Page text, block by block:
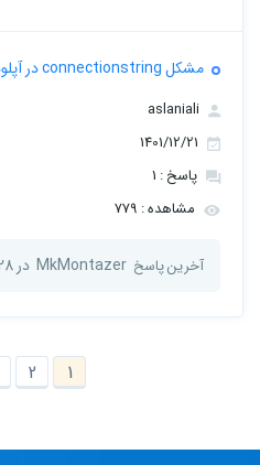
مشکل connectionstring در آپلود کردن سایت بر روی plesk
پاسخ : 1
مشاهده : 779
آخرین پاسخ MkMontazer در 1401/12/28
1
2